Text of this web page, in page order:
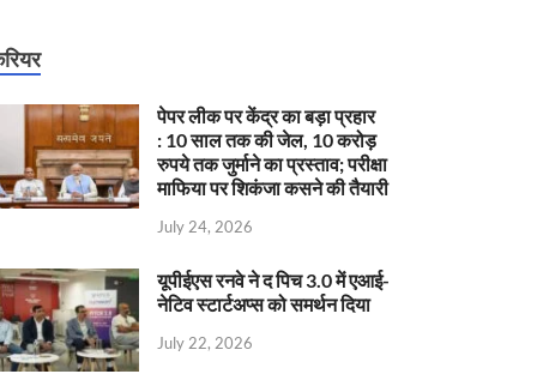
पेपर लीक पर केंद्र का बड़ा प्रहार
: 10 साल तक की जेल, 10 करोड़
रुपये तक जुर्माने का प्रस्ताव; परीक्षा
माफिया पर शिकंजा कसने की तैयारी
July 24, 2026
यूपीईएस रनवे ने द पिच 3.0 में एआई-
नेटिव स्टार्टअप्स को समर्थन दिया
July 22, 2026